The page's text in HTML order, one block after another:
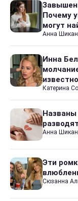
Почему
могут
Анна
Инна
известно
Катерина
Названы
Анна
Эти
Сюзанна